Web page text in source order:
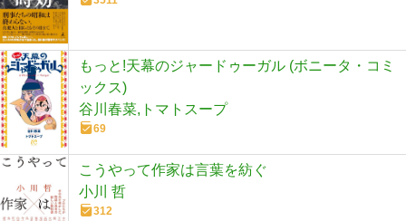
もっと!天幕のジャードゥーガル (ボニータ・コミ
ックス)
谷川春菜,トマトスープ
69
こうやって作家は言葉を紡ぐ
小川 哲
312